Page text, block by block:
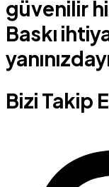
güvenilir
Baskı
Bizi Takip